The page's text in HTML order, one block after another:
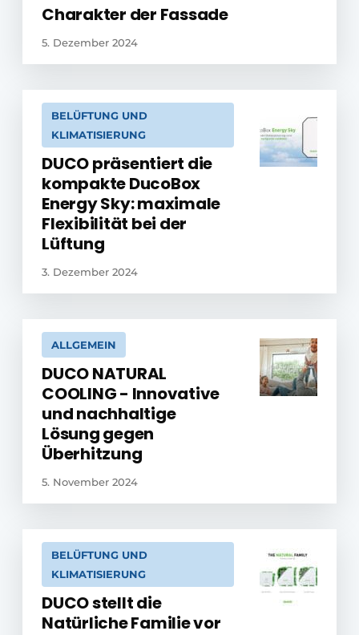
Charakter der Fassade
5. Dezember 2024
BELÜFTUNG UND
KLIMATISIERUNG
DUCO präsentiert die
kompakte DucoBox
Energy Sky: maximale
Flexibilität bei der
Lüftung
3. Dezember 2024
ALLGEMEIN
DUCO NATURAL
COOLING - Innovative
und nachhaltige
Lösung gegen
Überhitzung
5. November 2024
BELÜFTUNG UND
KLIMATISIERUNG
DUCO stellt die
Natürliche Familie vor